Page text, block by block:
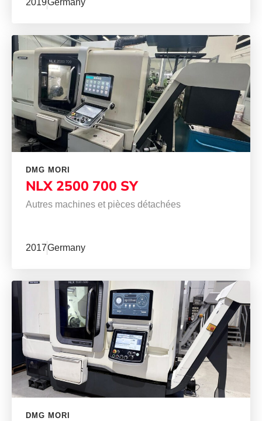
2019Germany
DMG MORI
NLX 2500 700 SY
Autres machines et pièces détachées
2017Germany
DMG MORI